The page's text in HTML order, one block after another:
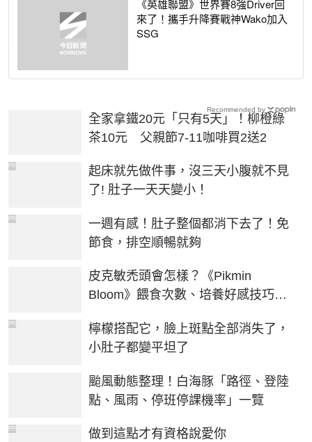
《英雄聯盟》世界賽8強Driver回
來了！攜手升降賽戰神Wako加入
SSG
全家拿鐵20元「只有5天」！柳橙綠
茶10元 父親節7-11咖啡買2送2
起床就先做件事，沒三天小腹就不見
了! 肚子一天天變小！
PR
一週有感！肚子整個都消下去了！免
節食，排空順暢就夠
PR
皮克敏禿頭會怎樣？《Pikmin
Bloom》餵食次數、培養好感技巧整
檸檬搭配它，臉上斑點全部消失了，
小肚子都變平坦了
PR
颱風動態整理！白海豚「路徑、登陸
點、風雨、停班停課機率」一覽
做到這點才有資格說愛你
PR
Recommended by